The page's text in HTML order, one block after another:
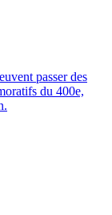
passer des
du 400e,